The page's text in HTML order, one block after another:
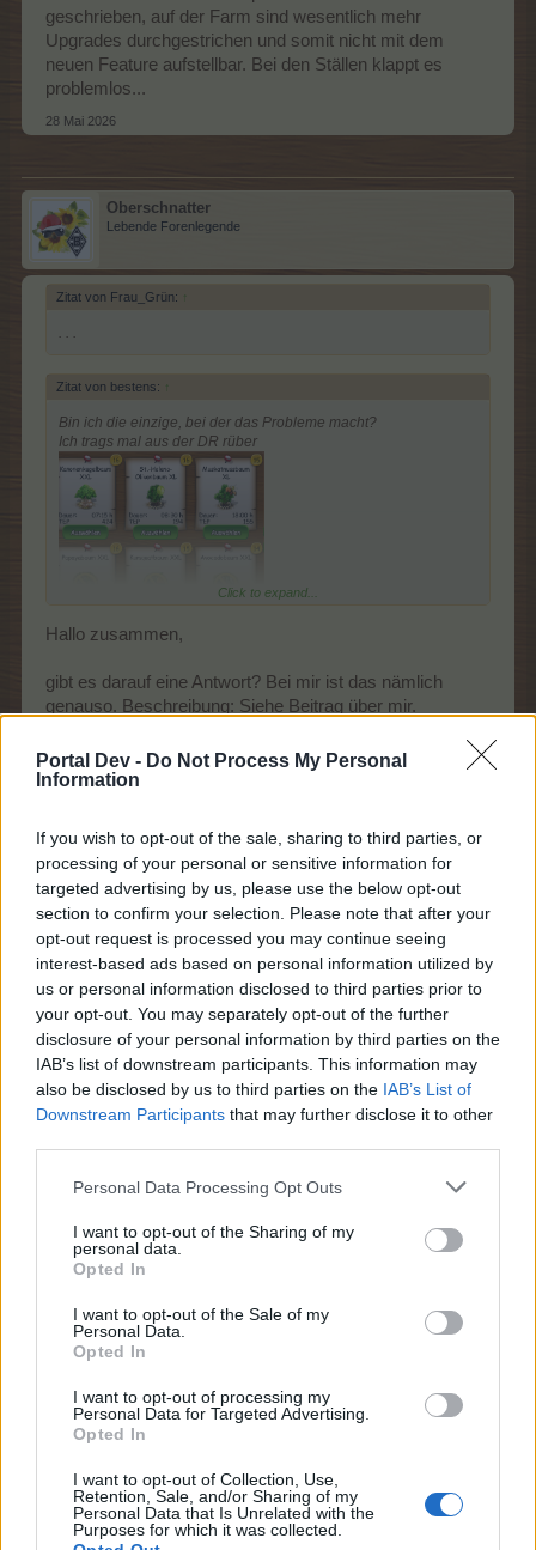
Portal Dev - Do Not Process My Personal
Information
If you wish to opt-out of the sale, sharing to third parties, or
processing of your personal or sensitive information for
targeted advertising by us, please use the below opt-out
section to confirm your selection. Please note that after your
opt-out request is processed you may continue seeing
interest-based ads based on personal information utilized by
us or personal information disclosed to third parties prior to
your opt-out. You may separately opt-out of the further
disclosure of your personal information by third parties on the
IAB’s list of downstream participants. This information may
also be disclosed by us to third parties on the IAB’s List of
Downstream Participants that may further disclose it to other
Personal Data Processing Opt Outs
I want to opt-out of the Sharing of my
personal data.
Opted In
I want to opt-out of the Sale of my
Personal Data.
Opted In
I want to opt-out of processing my
Personal Data for Targeted Advertising.
Opted In
I want to opt-out of Collection, Use,
Retention, Sale, and/or Sharing of my
Personal Data that Is Unrelated with the
Purposes for which it was collected.
geschrieben, auf der Farm sind wesentlich mehr
Upgrades durchgestrichen und somit nicht mit dem
neuen Feature aufstellbar. Bei den Ställen klappt es
problemlos...
28 Mai 2026
Oberschnatter
Lebende Forenlegende
Zitat von Frau_Grün: ↑
. . .
Zitat von bestens: ↑
Bin ich die einzige, bei der das Probleme macht?
Ich trags mal aus der DR rüber
Ich habe den Button ohne Pfeil gedrückt, bin dann im
denn wollte nicht alle Ups aufstellen siehe Bild. Wie
geschrieben, auf der Farm sind wesentlich mehr Upgrades
durchgestrichen und somit nicht mit dem neuen Feature
Click to expand...
Hallo zusammen,
gibt es darauf eine Antwort? Bei mir ist das nämlich
genauso. Beschreibung: Siehe Beitrag über mir.
-Muschelschubser-gefällt dies.
_keks007_
Forenhalbgott
muss gestehen verstehn das upgradeüberhaupt nicht
genau das machen was ich sonst auch machen musste
grundbaum und da das upgrade und musste auch den
namen eintippen ,also wa bringt diese upgrade ausser
das alle xl/xxl bäume durchgestrichen sind
29 Mai 2026
naiad2000und-*SUE*-gefällt dies.
Hallo zusammen,
gibt es darauf eine Antwort? Bei mir ist das nämlich genauso.